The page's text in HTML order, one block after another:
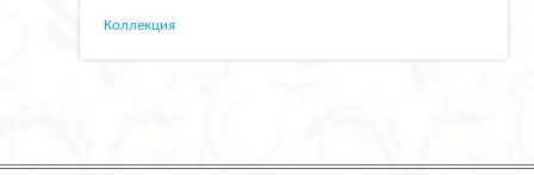
Коллекция